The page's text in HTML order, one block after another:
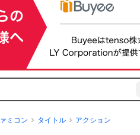
ミコン タイトル アクション